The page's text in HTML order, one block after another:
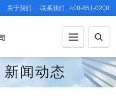
关于我们 联系我们 400-851-0200
新闻动态